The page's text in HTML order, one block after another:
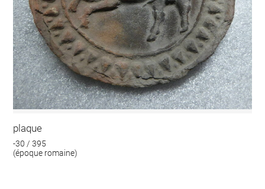
plaque
-30 / 395
(époque romaine)